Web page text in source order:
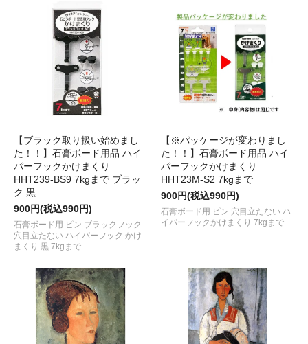
【ブラック取り扱い始めまし
た！！】石膏ボード用品 ハイ
パーフックかけまくり
HHT239-BS9 7kgまで ブラッ
ク 黒
900円(税込990円)
石膏ボード用 ピン ブラックフック
穴目立たない ハイパーフック かけ
まくり 黒 7kgまで
【※パッケージが変わりまし
た！！】石膏ボード用品 ハイ
パーフックかけまくり
HHT23M-S2 7kgまで
900円(税込990円)
石膏ボード用 ピン 穴目立たない ハ
イパーフックかけまくり 7kgまで